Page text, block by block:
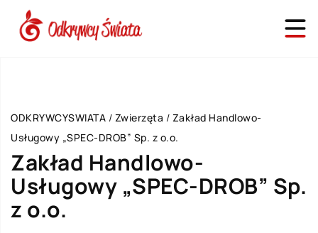
ODKRYWCYSWIATA / Zwierzęta / Zakład Handlowo-
Usługowy „SPEC-DROB” Sp. z o.o.
Zakład Handlowo-
Usługowy „SPEC-DROB” Sp.
z o.o.